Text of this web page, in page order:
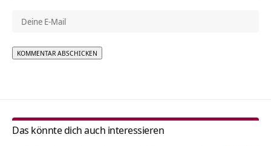
Das könnte dich auch interessieren